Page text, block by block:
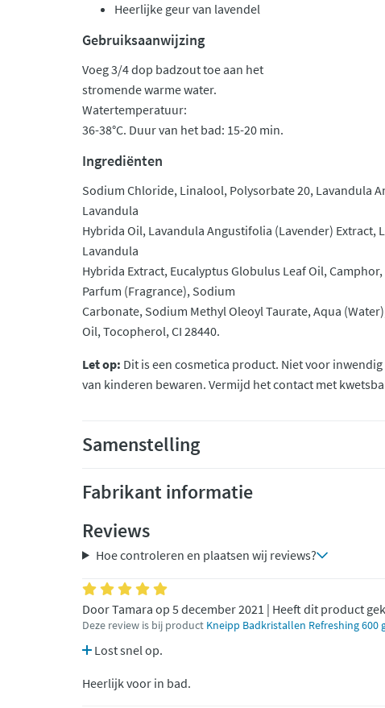
Heerlijke geur van lavendel
Gebruiksaanwijzing
Voeg 3/4 dop badzout toe aan het
stromende warme water.
Watertemperatuur:
36-38°C. Duur van het bad: 15-20 min.
Ingrediënten
Sodium Chloride, Linalool, Polysorbate 20, Lavandula
Lavandula
Hybrida Oil, Lavandula Angustifolia (Lavender) Extract,
Lavandula
Hybrida Extract, Eucalyptus Globulus Leaf Oil,
Parfum (Fragrance), Sodium
Carbonate, Sodium Methyl Oleoyl Taurate, Aqua
Oil, Tocopherol, CI 28440.
Let op: Dit is een cosmetica product. Niet voor
van kinderen bewaren. Vermijd het contact met
Samenstelling
Fabrikant informatie
Reviews
Hoe controleren en plaatsen wij reviews?
Door Tamara op 5 december 2021 | Heeft dit product
Deze review is bij product Kneipp Badkristallen Refreshing 600
Lost snel op.
Heerlijk voor in bad.